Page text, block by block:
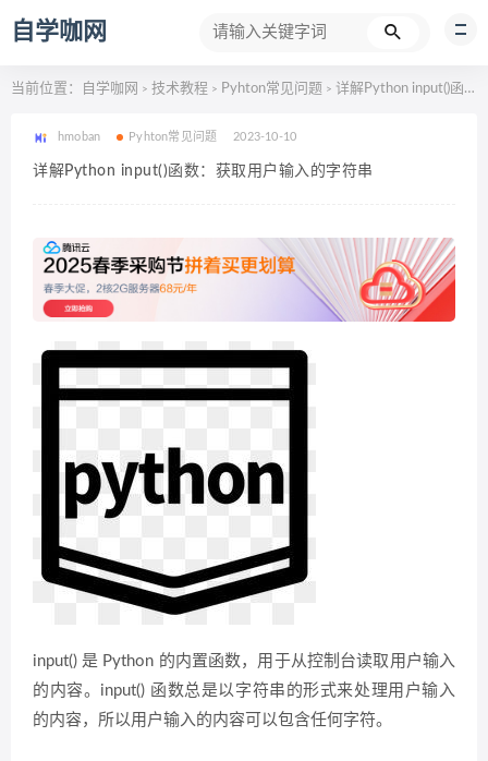
自学咖网
当前位置： 自学咖网 > 技术教程 > Pyhton常见问题 > 详解Python input()函数：获取用户输入的字符串
hmoban Pyhton常见问题 2023-10-10
详解Python input()函数：获取用户输入的字符串
input() 是 Python 的内置函数，用于从控制台读取用户输入
的内容。input() 函数总是以字符串的形式来处理用户输入
的内容，所以用户输入的内容可以包含任何字符。